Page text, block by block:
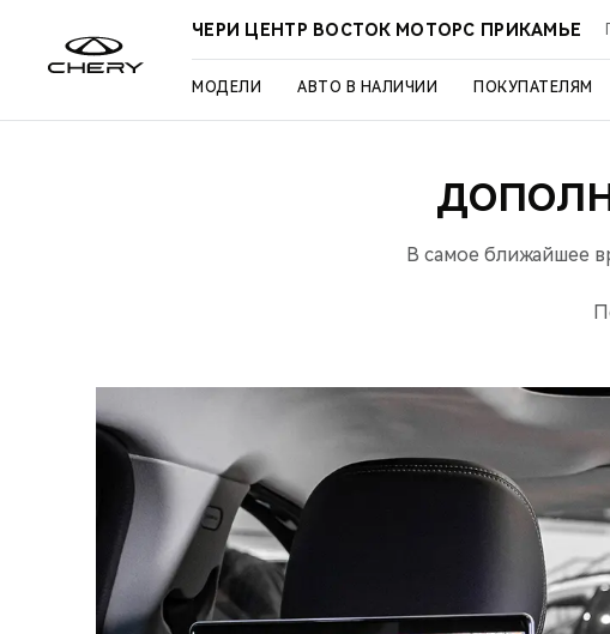
ЧЕРИ ЦЕНТР ВОСТОК МОТОРС ПРИКАМЬЕ
МОДЕЛИ АВТО В НАЛИЧИИ ПОКУПАТЕЛЯМ
В самое ближайшее